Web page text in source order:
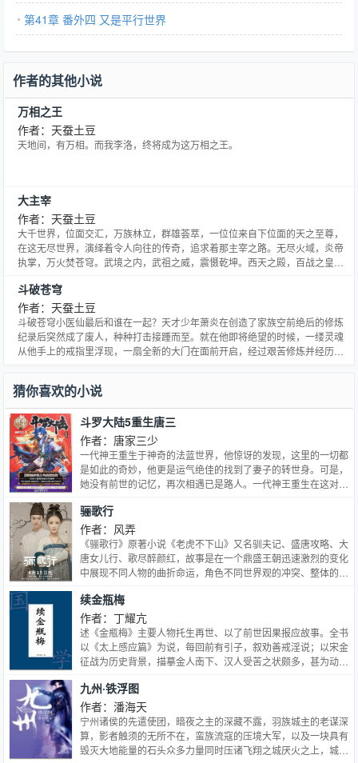
第41章 番外四 又是平行世界
作者的其他小说
万相之王
作者：天蚕土豆
天地间，有万相。而我李洛，终将成为这万相之王。
大主宰
作者：天蚕土豆
大千世界，位面交汇，万族林立，群雄荟萃，一位位来自下位面的天之至尊，
在这无尽世界，演绎着令人向往的传奇，追求着那主宰之路。无尽火域，炎帝
执掌，万火焚苍穹。武境之内，武祖之威，震慑乾坤。西天之殿，百战之皇，
骑九幽冥雀，闯向了那精彩绝伦的纷纭世界，主宰之路，谁主沉浮？大千世
界，万道争锋，吾为大主宰。…
斗破苍穹
作者：天蚕土豆
斗破苍穹小医仙最后和谁在一起？天才少年萧炎在创造了家族空前绝后的修炼
纪录后突然成了废人，种种打击接踵而至。就在他即将绝望的时候，一缕灵魂
从他手上的戒指里浮现，一扇全新的大门在面前开启，经过艰苦修炼并经历了
猜你喜欢的小说
斗罗大陆5重生唐三
作者：唐家三少
一代神王重生于神奇的法蓝世界，他惊讶的发现，这里的一切都
是如此的奇妙，他更是运气绝佳的找到了妻子的转世身。可是，
她没有前世的记忆，再次相遇已是路人。一代神王重生在这对人
会带给他怎样的重生之路？尽在一代神王至情追妻之旅，斗罗大
陆第五部，重生唐三！
骊歌行
作者：风弄
《骊歌行》原著小说《老虎不下山》又名驯夫记、盛唐攻略、大
唐女儿行、歌尽醉颜红，故事是在一个鼎盛王朝迅速激烈的变化
中展现不同人物的曲折命运，角色不同世界观的冲突、整体的青
故事展开，在欢笑与环环相扣的事件中将市井、商贾、海盗、官
场、宫闱、战场各个层面的生活区域的大唐百态和盘托出。
续金瓶梅
作者：丁耀亢
述《金瓶梅》主要人物托生再世、以了前世因果报应故事。全书
以《太上感应篇》为说，每回前有引子，叙劝善戒淫说；以宋金
征战为历史背景，描摹金人南下、汉人受苦之状颇多，甚为动
陕西人民出版社本《续金瓶梅》，平装全一册。康熙年间，有人
（今佚其名）汰除有碍清室内容，改易人名，整合情节成四十八
回，以《隔帘花影》为名面世，但因所涉床帏秘事，被目为“淫
词小说”而遭禁。
九州·铁浮图
作者：潘海天
宁州诸侯的先遣使团，暗夜之主的深藏不露，羽族城主的老谋深
算，影者触须的无所不在，蛮族流寇的压境大军，以及一块具有
毁灭大地能量的石头众多力量同时压诸飞翔之城厌火之上，城中